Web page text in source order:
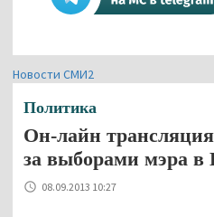
Новости СМИ2
Политика
Он-лайн
за выборами мэра в
08.09.2013 10:27